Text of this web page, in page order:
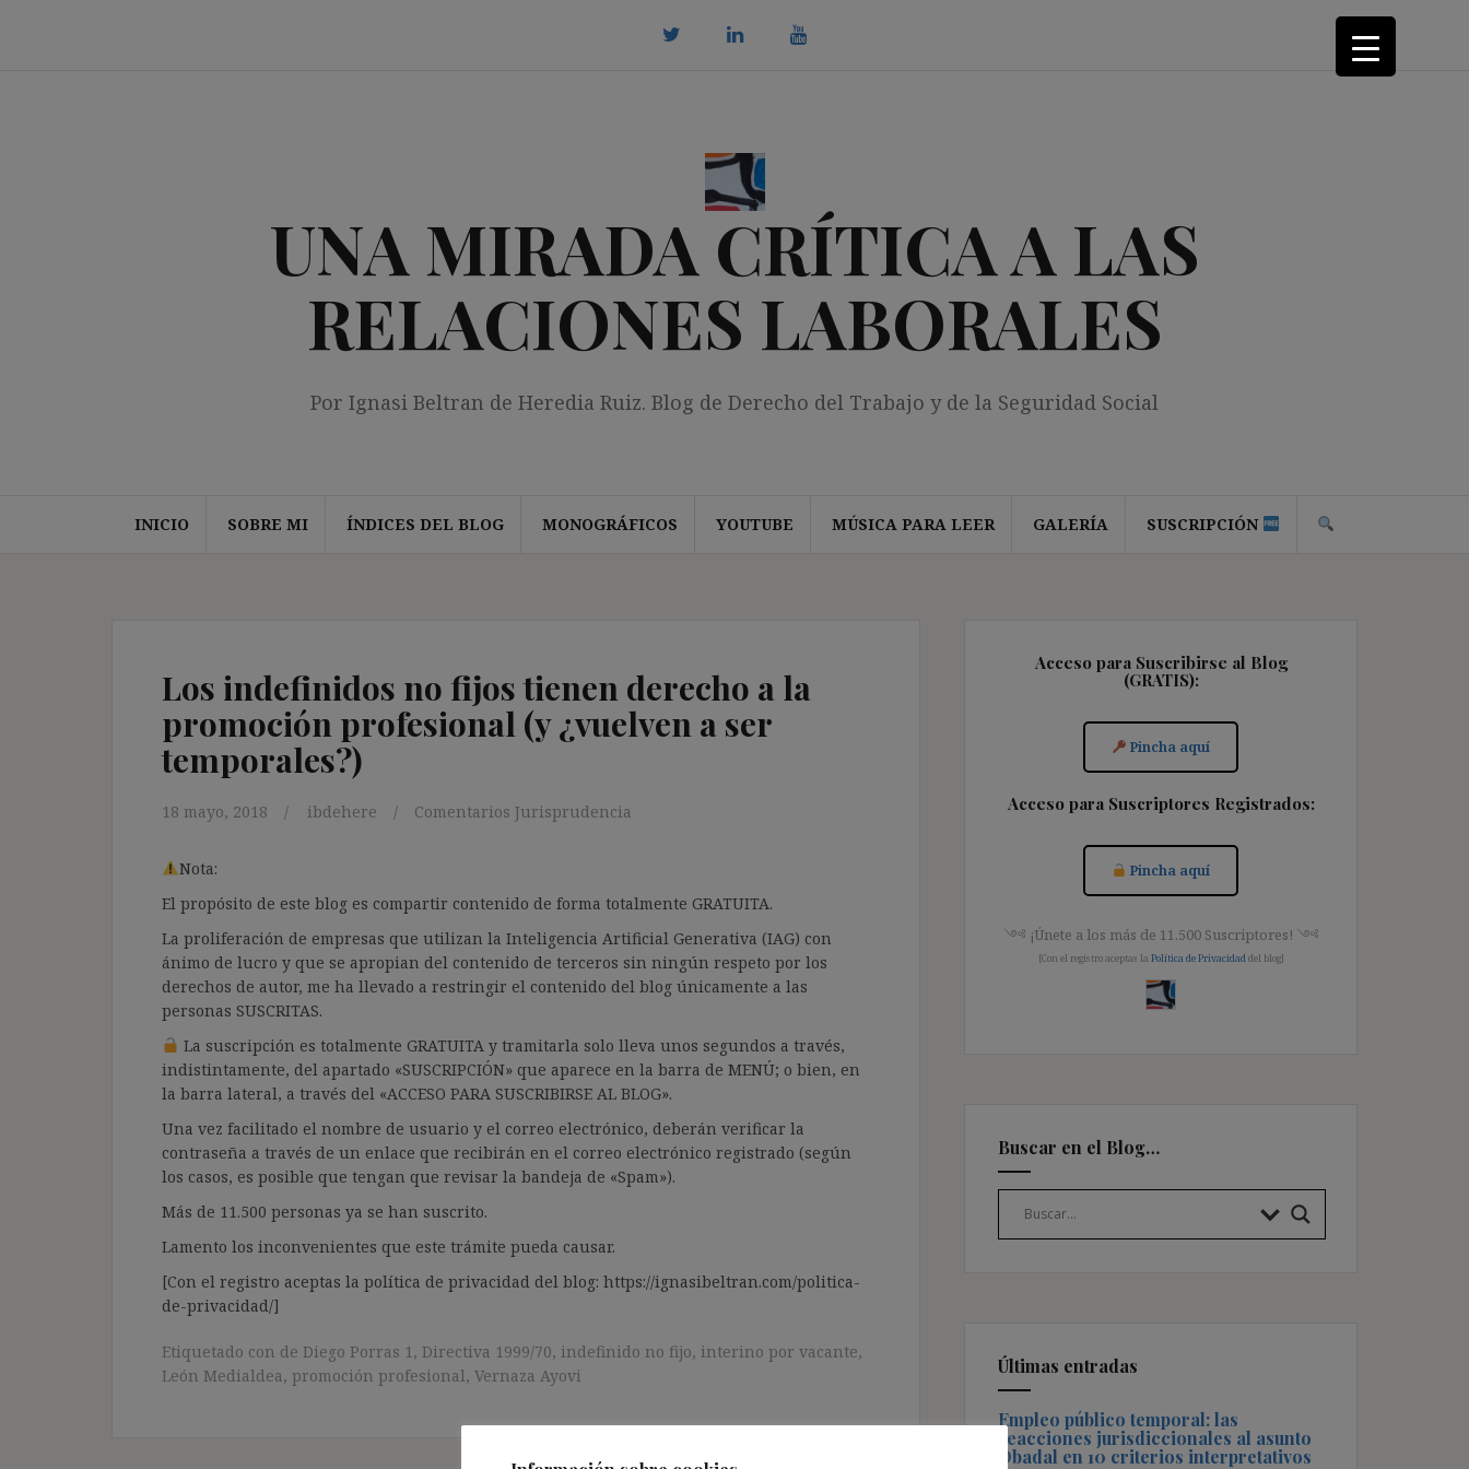
UNA MIRADA CRÍTICA A LAS
RELACIONES LABORALES
Por Ignasi Beltran de Heredia Ruiz. Blog de Derecho del Trabajo y de la Seguridad Social
INICIO SOBRE MI ÍNDICES DEL BLOG MONOGRÁFICOS YOUTUBE MÚSICA PARA LEER GALERÍA SUSCRIPCIÓN
Los indefinidos no fijos tienen derecho a la
promoción profesional (y ¿vuelven a ser
temporales?)
18 mayo, 2018 ibdehere Comentarios Jurisprudencia
Nota:
El propósito de este blog es compartir contenido de forma totalmente GRATUITA.
La proliferación de empresas que utilizan la Inteligencia Artificial Generativa (IAG) con
ánimo de lucro y que se apropian del contenido de terceros sin ningún respeto por los
derechos de autor, me ha llevado a restringir el contenido del blog únicamente a las
personas SUSCRITAS.
La suscripción es totalmente GRATUITA y tramitarla solo lleva unos segundos a través,
indistintamente, del apartado «SUSCRIPCIÓN» que aparece en la barra de MENÚ; o bien, en
la barra lateral, a través del «ACCESO PARA SUSCRIBIRSE AL BLOG».
Una vez facilitado el nombre de usuario y el correo electrónico, deberán verificar la
contraseña a través de un enlace que recibirán en el correo electrónico registrado (según
los casos, es posible que tengan que revisar la bandeja de «Spam»).
Más de 11.500 personas ya se han suscrito.
Lamento los inconvenientes que este trámite pueda causar.
[Con el registro aceptas la política de privacidad del blog: https://ignasibeltran.com/politica-
de-privacidad/]
Etiquetado con de Diego Porras 1 , Directiva 1999/70, indefinido no fijo, interino por vacante,
León Medialdea, promoción profesional, Vernaza Ayovi
Acceso para Suscribirse al Blog
(GRATIS):
Pincha aquí
Acceso para Suscriptores Registrados:
Pincha aquí
༺ ¡Únete a los más de 11.500 Suscriptores! ༺
[Con el registro aceptas la Política de Privacidad del blog]
Buscar en el Blog…
Últimas entradas
Empleo público temporal: las
reacciones jurisdiccionales al asunto
Obadal en 10 criterios interpretativos